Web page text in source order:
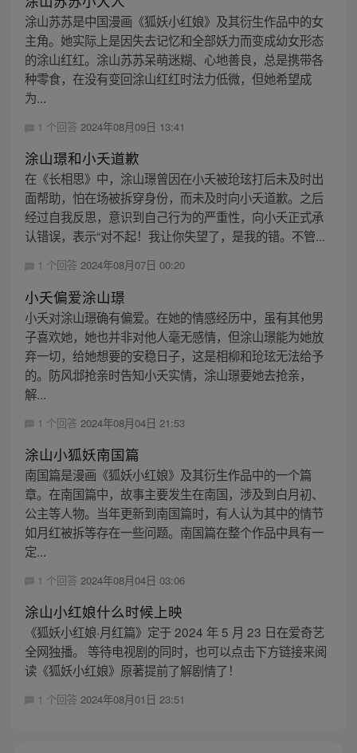
涂山苏苏是中国漫画《狐妖小红娘》及其衍生作品中的女
主角。她实际上是因失去记忆和全部妖力而变成幼女形态
的涂山红红。涂山苏苏呆萌迷糊、心地善良，总是携带各
种零食，在没有变回涂山红红时法力低微，但她希望成
为...
1 个回答 2024年08月09日 13:41
涂山璟和小夭道歉
在《长相思》中，涂山璟曾因在小夭被玱玹打后未及时出
面帮助，怕在场被拆穿身份，而未及时向小夭道歉。之后
经过自我反思，意识到自己行为的严重性，向小夭正式承
认错误，表示“对不起！我让你失望了，是我的错。不管...
1 个回答 2024年08月07日 00:20
小夭偏爱涂山璟
小夭对涂山璟确有偏爱。在她的情感经历中，虽有其他男
子喜欢她，她也并非对他人毫无感情，但涂山璟能为她放
弃一切，给她想要的安稳日子，这是相柳和玱玹无法给予
的。防风邶抢亲时告知小夭实情，涂山璟要她去抢亲，
解...
1 个回答 2024年08月04日 21:53
涂山小狐妖南国篇
南国篇是漫画《狐妖小红娘》及其衍生作品中的一个篇
章。在南国篇中，故事主要发生在南国，涉及到白月初、
公主等人物。当年更新到南国篇时，有人认为其中的情节
如月红被拆等存在一些问题。南国篇在整个作品中具有一
定...
1 个回答 2024年08月04日 03:06
涂山小红娘什么时候上映
《狐妖小红娘·月红篇》定于 2024 年 5 月 23 日在爱奇艺
全网独播。 等待电视剧的同时，也可以点击下方链接来阅
读《狐妖小红娘》原著提前了解剧情了！
1 个回答 2024年08月01日 23:51